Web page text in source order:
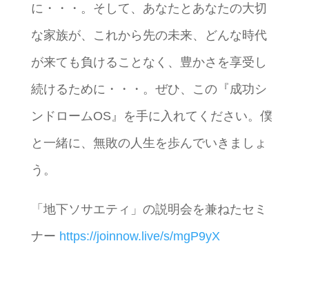
に・・・。そして、あなたとあなたの大切
な家族が、これから先の未来、どんな時代
が来ても負けることなく、豊かさを享受し
続けるために・・・。ぜひ、この『成功シ
ンドロームOS』を手に入れてください。僕
と一緒に、無敗の人生を歩んでいきましょ
う。
「地下ソサエティ」の説明会を兼ねたセミ
ナー https://joinnow.live/s/mgP9yX